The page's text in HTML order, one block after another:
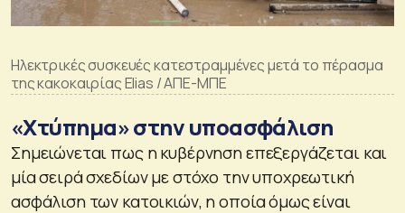
Ηλεκτρικές συσκευές κατεστραμμένες μετά το πέρασμα
της κακοκαιρίας Elias / ΑΠΕ-ΜΠΕ
«Χτύπημα» στην υποασφάλιση
Σημειώνεται πως η κυβέρνηση επεξεργάζεται και
μία σειρά σχεδίων με στόχο την υποχρεωτική
ασφάλιση των κατοικιών, η οποία όμως είναι